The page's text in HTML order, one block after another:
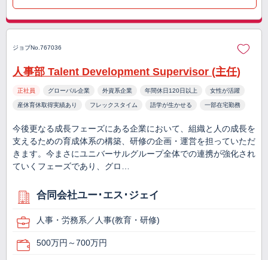
ジョブNo.767036
人事部 Talent Development Supervisor (主任)
正社員 グローバル企業 外資系企業 年間休日120日以上 女性が活躍
産休育休取得実績あり フレックスタイム 語学が生かせる 一部在宅勤務
今後更なる成長フェーズにある企業において、組織と人の成長を
支えるための育成体系の構築、研修の企画・運営を担っていただ
きます。今まさにユニバーサルグループ全体での連携が強化され
ていくフェーズであり、グロ…
合同会社ユー･エス･ジェイ
人事・労務系／人事(教育・研修)
500万円～700万円